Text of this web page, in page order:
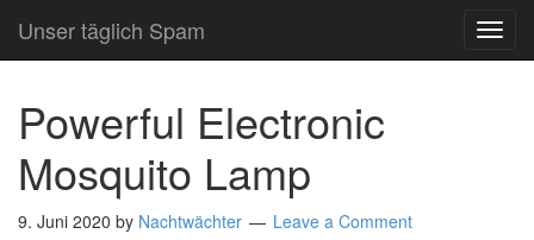
Unser täglich Spam
Powerful Electronic
Mosquito Lamp
9. Juni 2020 by Nachtwächter Leave a Comment